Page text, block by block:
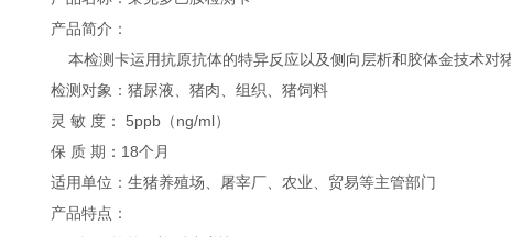
产品简介：
本检测卡运用抗原抗体的特异反应以及侧向层析和胶体金技术对
检测对象：猪尿液、猪肉、组织、猪饲料
灵 敏 度： 5ppb（ng/ml）
保 质 期：18个月
适用单位：生猪养殖场、屠宰厂、农业、贸易等主管部门
产品特点：